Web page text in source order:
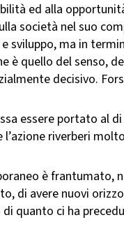
ed alla
società nel suo
sviluppo, ma in
è quello del senso,
decisivo.
essere portato al
riverberi
è
di avere nuovi
quanto ci ha